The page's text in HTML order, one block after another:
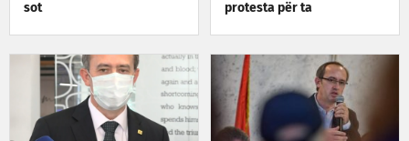
sot
protesta për ta